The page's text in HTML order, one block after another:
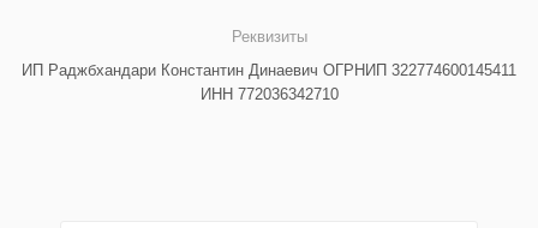
Реквизиты
ИП Раджбхандари Константин Динаевич ОГРНИП 322774600145411
ИНН 772036342710